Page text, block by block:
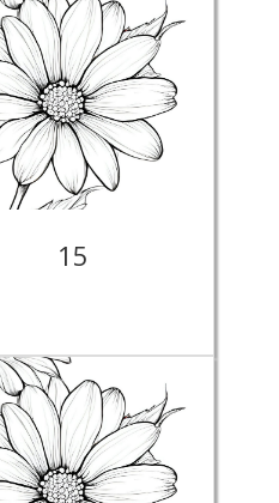
15